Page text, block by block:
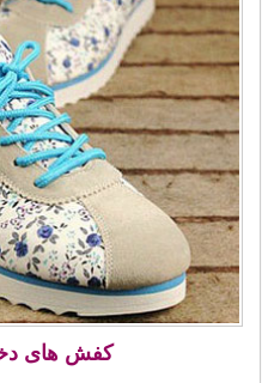
کفش های